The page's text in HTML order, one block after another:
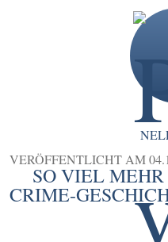
VERÖFFENTLICHT AM
SO VIEL
CRIME-